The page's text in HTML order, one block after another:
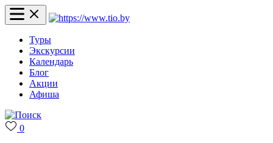
Туры
Экскурсии
Календарь
Блог
Акции
Афиша
0